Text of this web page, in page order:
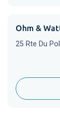
Ohm &
25 Rte Du